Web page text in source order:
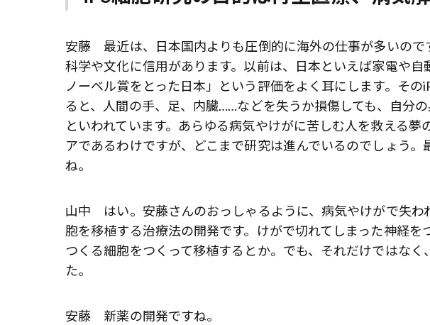
安藤 最近は、日本国内よりも圧倒的に海外の仕事が多いので
科学や文化に信用があります。以前は、日本といえば家電や
ノーベル賞をとった日本」という評価をよく耳にします。そ
ると、人間の手、足、内臓……などを失うか損傷しても、自分
といわれています。あらゆる病気やけがに苦しむ人を救える
アであるわけですが、どこまで研究は進んでいるのでしょう
ね。
山中 はい。安藤さんのおっしゃるように、病気やけがで失わ
胞を移植する治療法の開発です。けがで切れてしまった神経
つくる細胞をつくって移植するとか。でも、それだけではな
た。
安藤 新薬の開発ですね。